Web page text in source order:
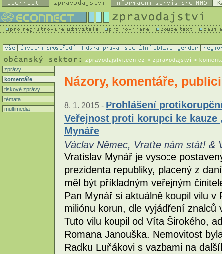
zpravodajstvi.ecn.cz > zpravodajství >
zprávy
komentáře
tiskové zprávy
témata
multimedia
Názory, komentáře,
8. 1. 2015 - Prohlášení
Veřejnost proti korupci ke kauze
Mynáře
Václav Němec, Vraťte nám stát! &
Vratislav Mynář je vysoce
prezidenta republiky, placený z
měl být příkladným veřejným
Pan Mynář si aktuálně koupil vilu
miliónu korun, dle vyjádření
Tuto vilu koupil od Víta Širokého,
Romana Janouška. Nemovitost
Radku Luňákovi s vazbami na